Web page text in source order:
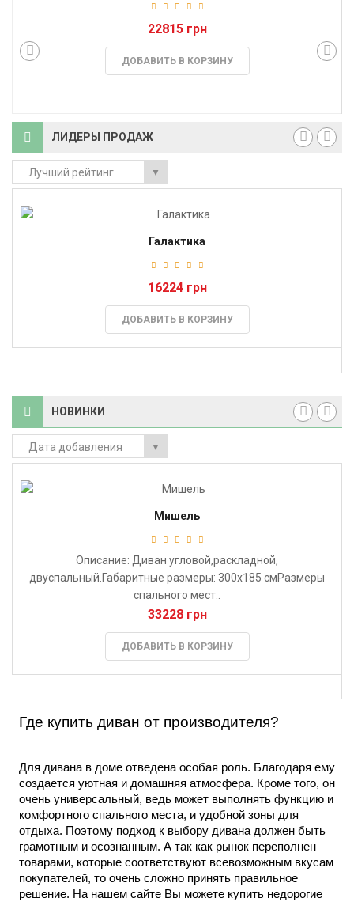
22815 грн
ДОБАВИТЬ В КОРЗИНУ
ЛИДЕРЫ ПРОДАЖ
Лучший рейтинг ▼
Галактика
16224 грн
ДОБАВИТЬ В КОРЗИНУ
НОВИНКИ
Дата добавления ▼
Мишель
Описание: Диван угловой,раскладной,
двуспальный.Габаритные размеры: 300х185 смРазмеры
спального мест..
33228 грн
ДОБАВИТЬ В КОРЗИНУ
Где купить диван от производителя?
Для дивана в доме отведена особая роль. Благодаря ему
создается уютная и домашняя атмосфера. Кроме того, он
очень универсальный, ведь может выполнять функцию и
комфортного спального места, и удобной зоны для
отдыха. Поэтому подход к выбору дивана должен быть
грамотным и осознанным. А так как рынок переполнен
товарами, которые соответствуют всевозможным вкусам
покупателей, то очень сложно принять правильное
решение. На нашем сайте Вы можете купить недорогие